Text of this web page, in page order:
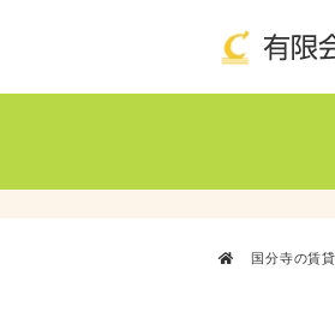
国分寺の賃